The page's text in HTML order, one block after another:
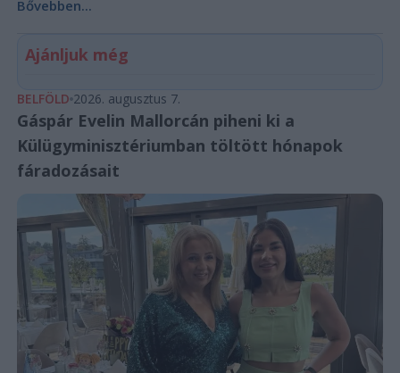
Bővebben...
Ajánljuk még
BELFÖLD 2026. augusztus 7.
Gáspár Evelin Mallorcán piheni ki a
Külügyminisztériumban töltött hónapok
fáradozásait